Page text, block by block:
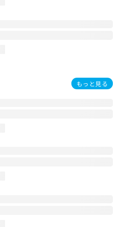
もっと見る